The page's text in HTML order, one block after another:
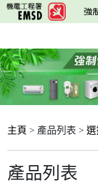
跳
至
要
內
容
主頁 > 產品列表 > 選
產品列表